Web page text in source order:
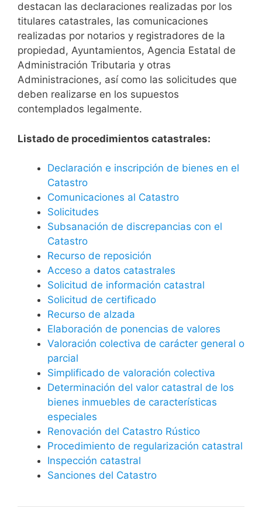
destacan las declaraciones realizadas por los
titulares catastrales, las comunicaciones
realizadas por notarios y registradores de la
propiedad, Ayuntamientos, Agencia Estatal de
Administración Tributaria y otras
Administraciones, así como las solicitudes que
deben realizarse en los supuestos
contemplados legalmente.
Listado de procedimientos catastrales:
Declaración e inscripción de bienes en el
Catastro
Comunicaciones al Catastro
Solicitudes
Subsanación de discrepancias con el
Catastro
Recurso de reposición
Acceso a datos catastrales
Solicitud de información catastral
Solicitud de certificado
Recurso de alzada
Elaboración de ponencias de valores
Valoración colectiva de carácter general o
parcial
Simplificado de valoración colectiva
Determinación del valor catastral de los
bienes inmuebles de características
especiales
Renovación del Catastro Rústico
Procedimiento de regularización catastral
Inspección catastral
Sanciones del Catastro